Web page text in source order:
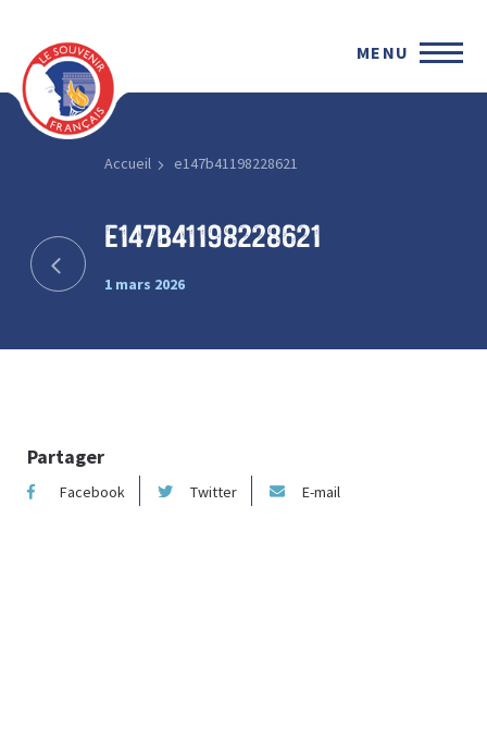
MENU
Accueil e147b41198228621
e147b41198228621
1 mars 2026
Partager
Facebook Twitter E-mail